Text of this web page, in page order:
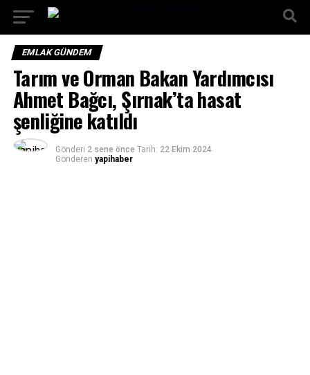
EMLAK GÜNDEM
Tarım ve Orman Bakan Yardımcısı
Ahmet Bağcı, Şırnak’ta hasat
şenliğine katıldı
Gönderi 2 sene önce Tarih: 22 Ekim 2024
Gönderen yapihaber